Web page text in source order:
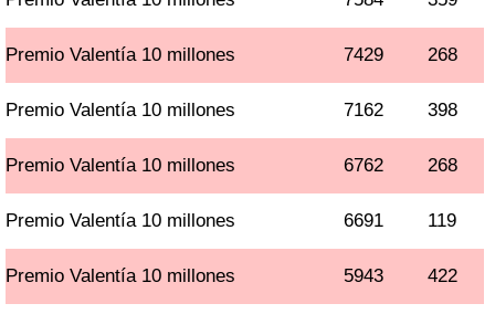
Premio Valentía 10 millones 7429 268
Premio Valentía 10 millones 7162 398
Premio Valentía 10 millones 6762 268
Premio Valentía 10 millones 6691 119
Premio Valentía 10 millones 5943 422